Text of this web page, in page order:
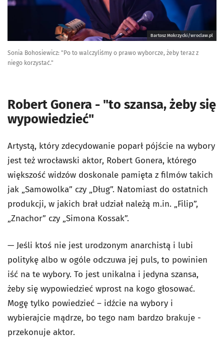
Bartosz Mokrzycki/wroclaw.pl
Sonia Bohosiewicz: "Po to walczyliśmy o prawo wyborcze, żeby teraz z
niego korzystać."
Robert Gonera - "to szansa, żeby się
wypowiedzieć"
Artystą, który zdecydowanie poparł pójście na wybory
jest też wrocławski aktor, Robert Gonera, którego
większość widzów doskonale pamięta z filmów takich
jak „Samowolka” czy „Dług”. Natomiast do ostatnich
produkcji, w jakich brał udział należą m.in. „Filip”,
„Znachor” czy „Simona Kossak”.
— Jeśli ktoś nie jest urodzonym anarchistą i lubi
politykę albo w ogóle odczuwa jej puls, to powinien
iść na te wybory. To jest unikalna i jedyna szansa,
żeby się wypowiedzieć wprost na kogo głosować.
Mogę tylko powiedzieć – idźcie na wybory i
wybierajcie mądrze, bo tego nam bardzo brakuje -
przekonuje aktor.